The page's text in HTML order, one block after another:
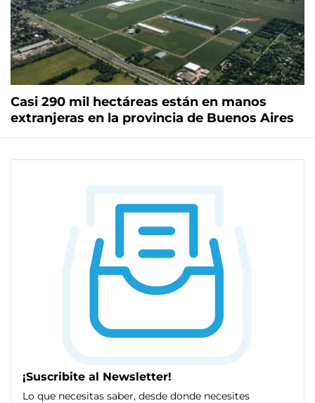
Casi 290 mil hectáreas están en manos
extranjeras en la provincia de Buenos Aires
¡Suscribite al Newsletter!
Lo que necesitas saber, desde donde necesites